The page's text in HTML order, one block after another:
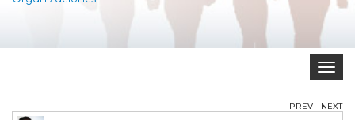
Toggle
PREV NEXT